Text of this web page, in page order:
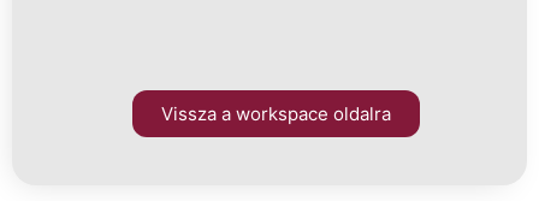
Vissza a workspace oldalra